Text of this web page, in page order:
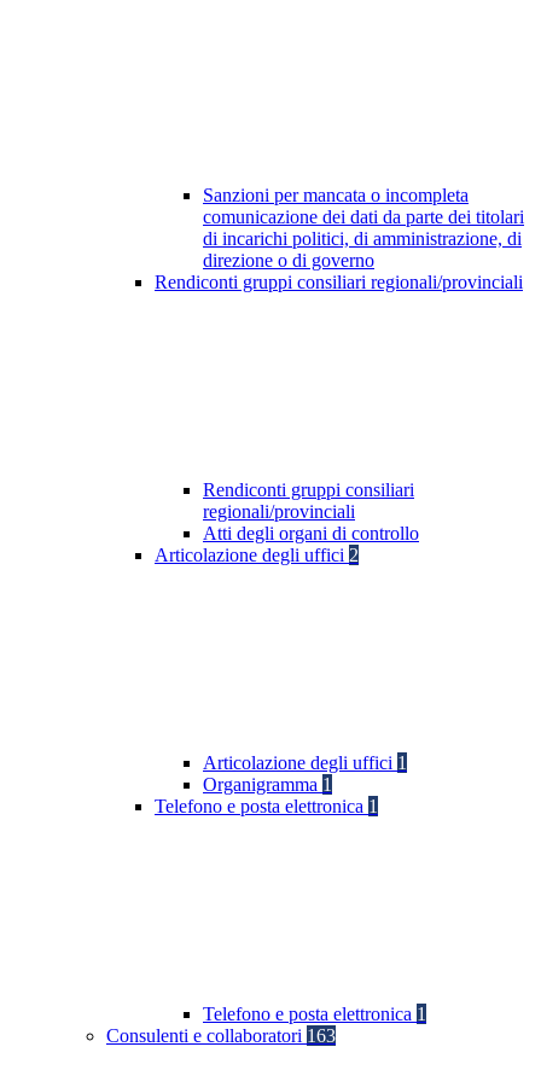
Sanzioni per mancata o incompleta
comunicazione dei dati da parte dei titolari
di incarichi politici, di amministrazione, di
direzione o di governo
Rendiconti gruppi consiliari regionali/provinciali
Rendiconti gruppi consiliari
regionali/provinciali
Atti degli organi di controllo
Articolazione degli uffici 2
Articolazione degli uffici 1
Organigramma 1
Telefono e posta elettronica 1
Telefono e posta elettronica 1
Consulenti e collaboratori 163